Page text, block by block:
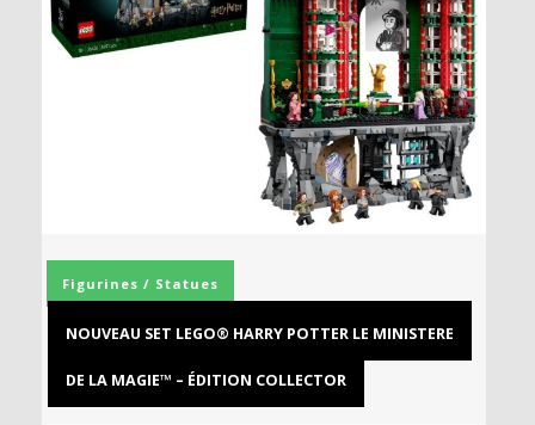
Figurines / Statues
NOUVEAU SET LEGO® HARRY POTTER LE MINISTERE
DE LA MAGIE™ – ÉDITION COLLECTOR